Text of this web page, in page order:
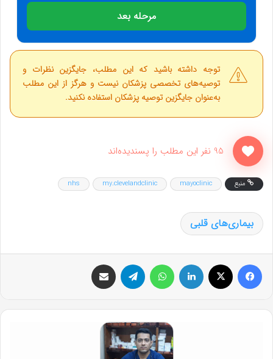
مرحله بعد
توجه داشته باشید که این مطلب، جایگزین نظرات و
توصیه‌های تخصصی پزشکان نیست و هرگز از این مطلب
به‌عنوان جایگزین توصیه پزشکان استفاده نکنید.
95 نفر این مطلب را پسندیده‌اند
منبع mayoclinic
my.clevelandclinic
nhs
بیماری‌های قلبی